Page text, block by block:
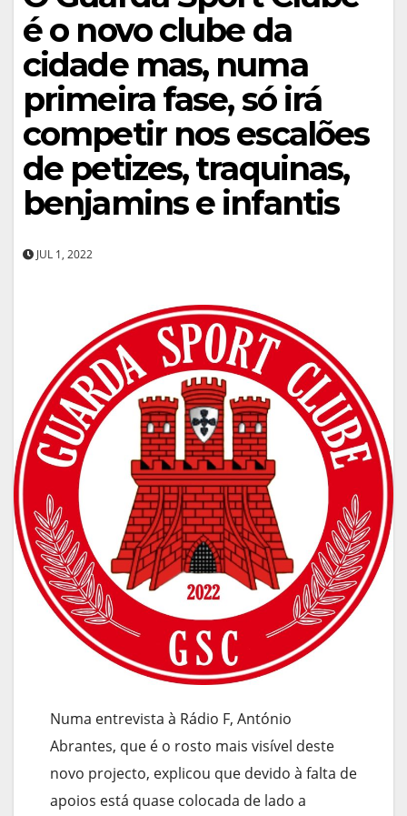
é o novo clube da
cidade mas, numa
primeira fase, só irá
competir nos escalões
de petizes, traquinas,
benjamins e infantis
JUL 1, 2022
Numa entrevista à Rádio F, António
Abrantes, que é o rosto mais visível deste
novo projecto, explicou que devido à falta de
apoios está quase colocada de lado a